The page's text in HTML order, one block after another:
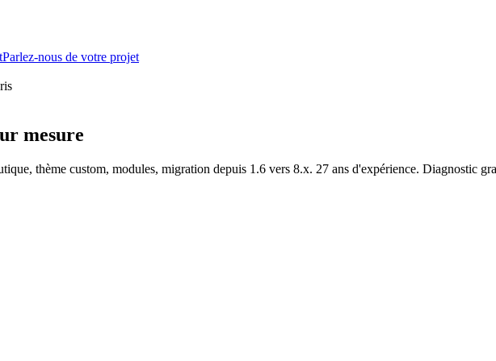
Parlez-nous de votre projet
mesure
thème custom, modules, migration depuis 1.6 vers 8.x. 27 ans d'expérience. Diagnostic